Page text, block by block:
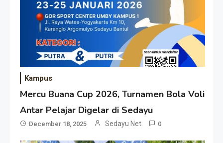
Kampus
Mercu Buana Cup 2026, Turnamen Bola Voli
Antar Pelajar Digelar di Sedayu
December 18, 2025 Sedayu Net 0